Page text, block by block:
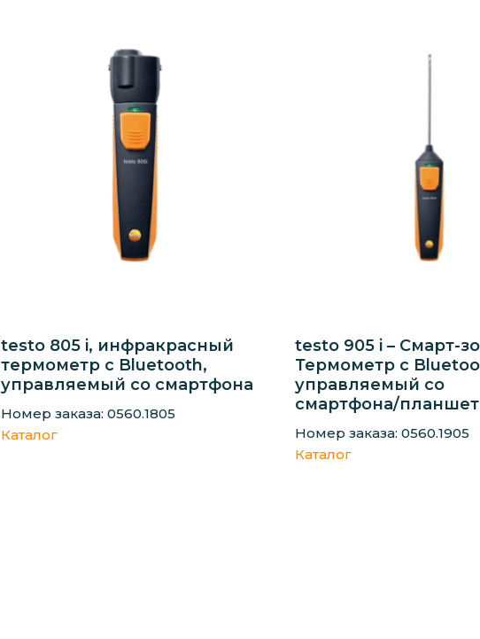
testo 805 i, инфракрасный
термометр с Bluetooth,
управляемый со смартфона
Номер заказа: 0560.1805
Каталог
testo 905 i – Смарт-
Термометр с
управляемый со
смартфона/
Номер заказа: 0560.1905
Каталог